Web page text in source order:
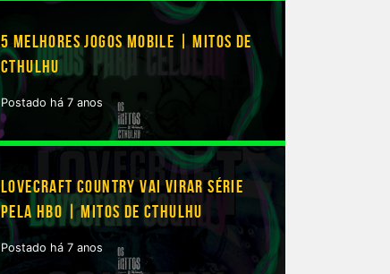
5 MELHORES JOGOS MOBILE | MITOS DE
CTHULHU
Postado há 7 anos
LOVECRAFT COUNTRY VAI VIRAR SÉRIE
PELA HBO | MITOS DE CTHULHU
Postado há 7 anos